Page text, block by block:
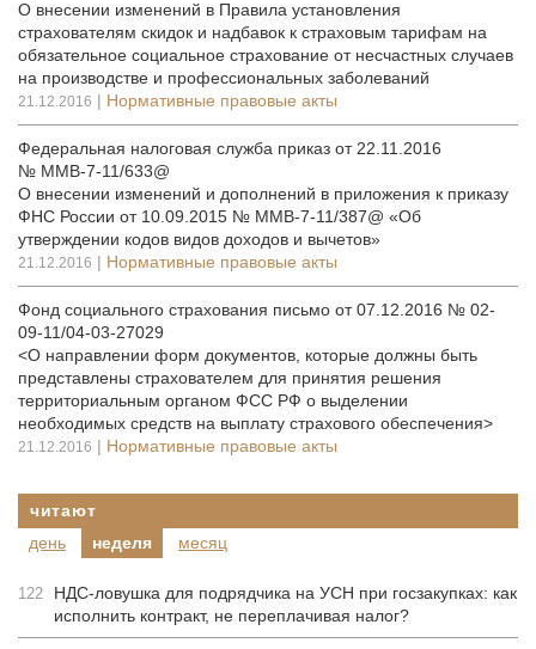
О внесении изменений в Правила установления
страхователям скидок и надбавок к страховым тарифам на
обязательное социальное страхование от несчастных случаев
на производстве и профессиональных заболеваний
21.12.2016 | Нормативные правовые акты
Федеральная налоговая служба приказ от 22.11.2016
№ ММВ-7-11/633@
О внесении изменений и дополнений в приложения к приказу
ФНС России от 10.09.2015 № ММВ-7-11/387@ «Об
утверждении кодов видов доходов и вычетов»
21.12.2016 | Нормативные правовые акты
Фонд социального страхования письмо от 07.12.2016 № 02-
09-11/04-03-27029
<О направлении форм документов, которые должны быть
представлены страхователем для принятия решения
территориальным органом ФСС РФ о выделении
необходимых средств на выплату страхового обеспечения>
21.12.2016 | Нормативные правовые акты
читают
день
неделя месяц
122
НДС-ловушка для подрядчика на УСН при госзакупках: как
исполнить контракт, не переплачивая налог?